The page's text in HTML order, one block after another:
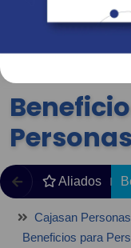
Revista Fácil Vivir
Personas
Aliados
Cajasan Personas
Beneficios para